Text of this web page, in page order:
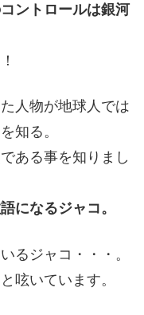
ントロールは銀河
人物が地球人では
知る。
ある事を知りまし
になるジャコ。
るジャコ・・・。
と呟いています。